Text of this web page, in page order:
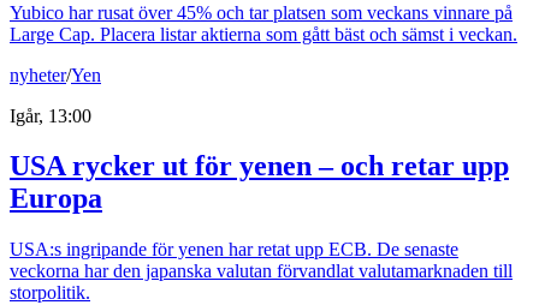
Yubico har rusat över 45% och tar platsen som veckans vinnare på
Large Cap. Placera listar aktierna som gått bäst och sämst i veckan.
nyheter/Yen
Igår, 13:00
USA rycker ut för yenen – och retar upp
Europa
USA:s ingripande för yenen har retat upp ECB. De senaste
veckorna har den japanska valutan förvandlat valutamarknaden till
storpolitik.